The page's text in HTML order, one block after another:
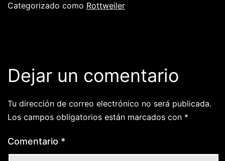
Categorizado como Rottweiler
Dejar un comentario
Tu dirección de correo electrónico no será publicada.
Los campos obligatorios están marcados con *
Comentario *